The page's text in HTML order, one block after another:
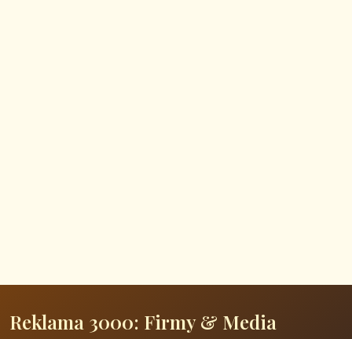
Reklama 3000: Firmy & Media